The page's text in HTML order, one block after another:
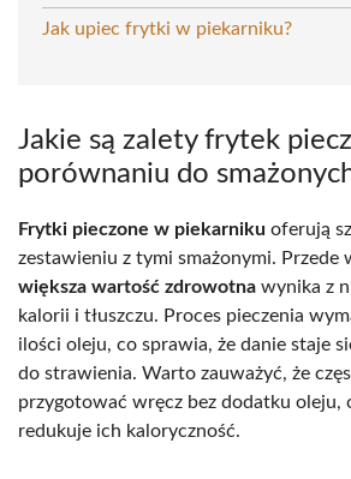
Jak upiec frytki w piekarniku?
Jakie są zalety frytek
porównaniu do
Frytki pieczone w piekarniku oferują
zestawieniu z tymi smażonymi. Przede
większa wartość zdrowotna wynika z
kalorii i tłuszczu. Proces pieczenia
ilości oleju, co sprawia, że danie staje
do strawienia. Warto zauważyć, że
przygotować wręcz bez dodatku oleju,
redukuje ich kaloryczność.